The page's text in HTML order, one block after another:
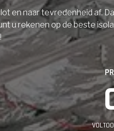
en naar tevredenheid af.
u rekenen op de beste